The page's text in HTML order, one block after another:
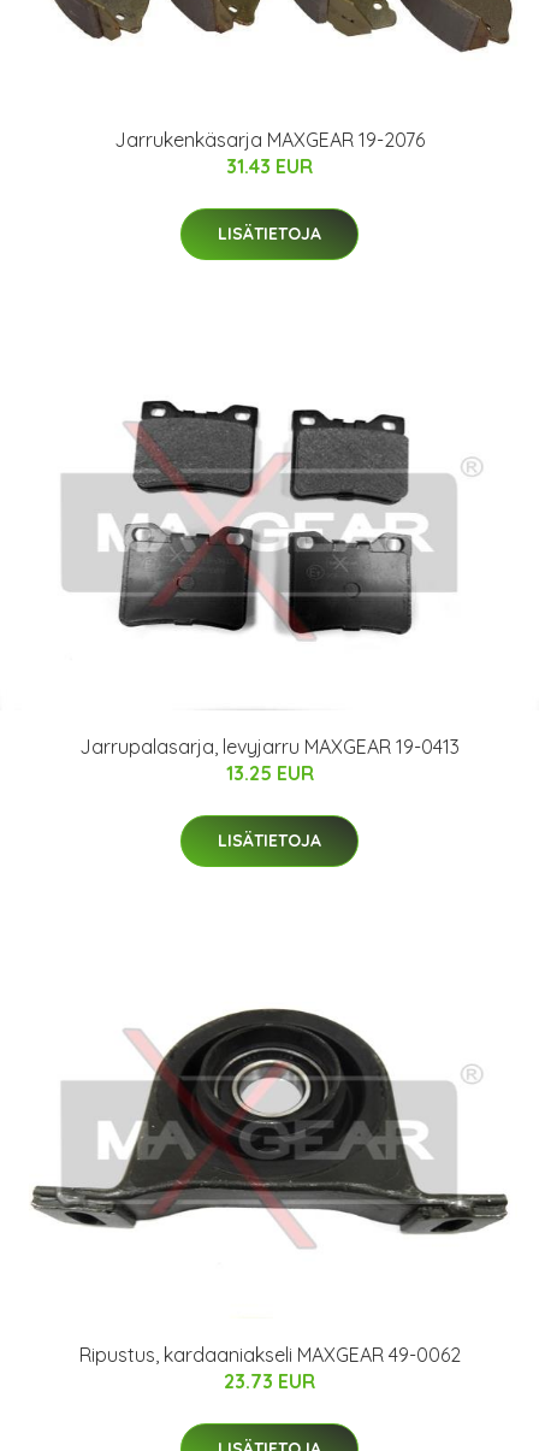
Jarrukenkäsarja MAXGEAR 19-2076
31.43 EUR
LISÄTIETOJA
Jarrupalasarja, levyjarru MAXGEAR 19-0413
13.25 EUR
LISÄTIETOJA
Ripustus, kardaaniakseli MAXGEAR 49-0062
23.73 EUR